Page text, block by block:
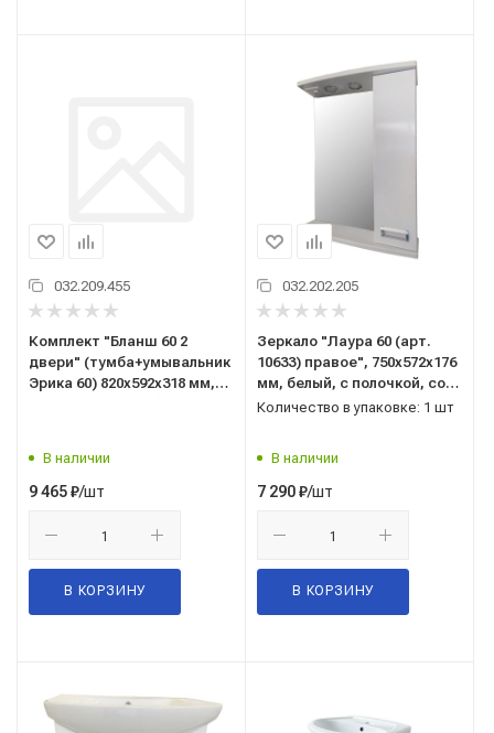
032.209.455
Комплект "Бланш 60 2
двери" (тумба+умывальник
Эрика 60) 820x592x318 мм,
В наличии
9 465₽/шт
В КОРЗИНУ
032.202.205
Зеркало "Лаура 60 (арт.
10633) правое", 750x572x176
мм, белый, с полочкой, со
шкафчиком
Количество в упаковке: 1 шт
В наличии
7 290₽/шт
В КОРЗИНУ